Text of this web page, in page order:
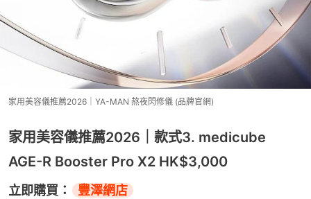
家用美容儀推薦2026｜YA-MAN 熬夜閃修儀 (品牌官網)
家用美容儀推薦2026｜款式3. medicube
AGE-R Booster Pro X2 HK$3,000
立即購買： 豐澤網店